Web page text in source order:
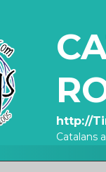
http://
Catalans